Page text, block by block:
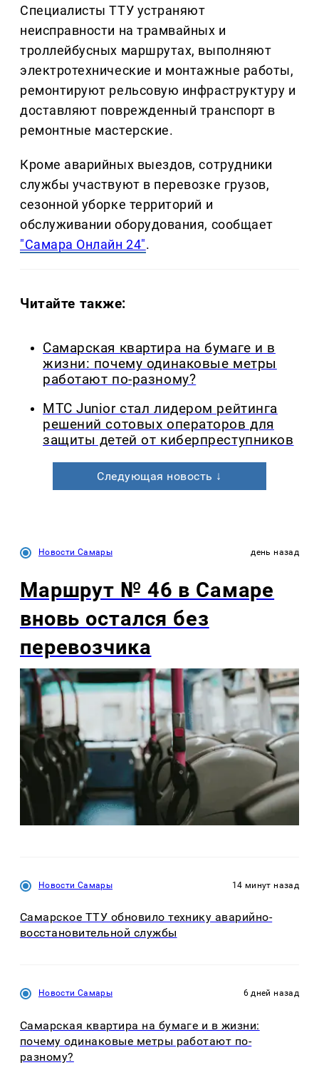
Специалисты ТТУ устраняют
неисправности на трамвайных и
троллейбусных маршрутах, выполняют
электротехнические и монтажные работы,
ремонтируют рельсовую инфраструктуру и
доставляют поврежденный транспорт в
ремонтные мастерские.
Кроме аварийных выездов, сотрудники
службы участвуют в перевозке грузов,
сезонной уборке территорий и
обслуживании оборудования, сообщает
"Самара Онлайн 24".
Читайте также:
Самарская квартира на бумаге и в
жизни: почему одинаковые метры
работают по-разному?
МТС Junior стал лидером рейтинга
решений сотовых операторов для
защиты детей от киберпреступников
Следующая новость ↓
Новости Самары день назад
Маршрут № 46 в Самаре
вновь остался без
перевозчика
Новости Самары 14 минут назад
Самарское ТТУ обновило технику аварийно-
восстановительной службы
Новости Самары 6 дней назад
Самарская квартира на бумаге и в жизни:
почему одинаковые метры работают по-
разному?